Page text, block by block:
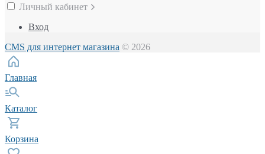
Личный кабинет
Вход
CMS для интернет магазина © 2026
Главная
Каталог
Корзина